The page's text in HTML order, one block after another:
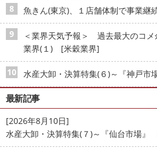
魚きん(東京)、１店舗体制で事業
＜業界天気予報＞ 過去最大のコメ
業界(１) [米穀業界]
水産大卸・決算特集(６)～『神戸
最新記事
[2026年8月10日]
水産大卸・決算特集(７)～『仙台市場